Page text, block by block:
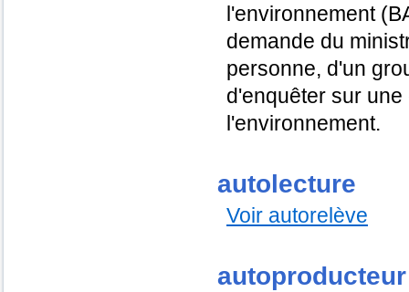
l'environnement
demande du
personne, d'un
d'enquêter sur
l'environnement.
autolecture
Voir autorelève
autoproducteur